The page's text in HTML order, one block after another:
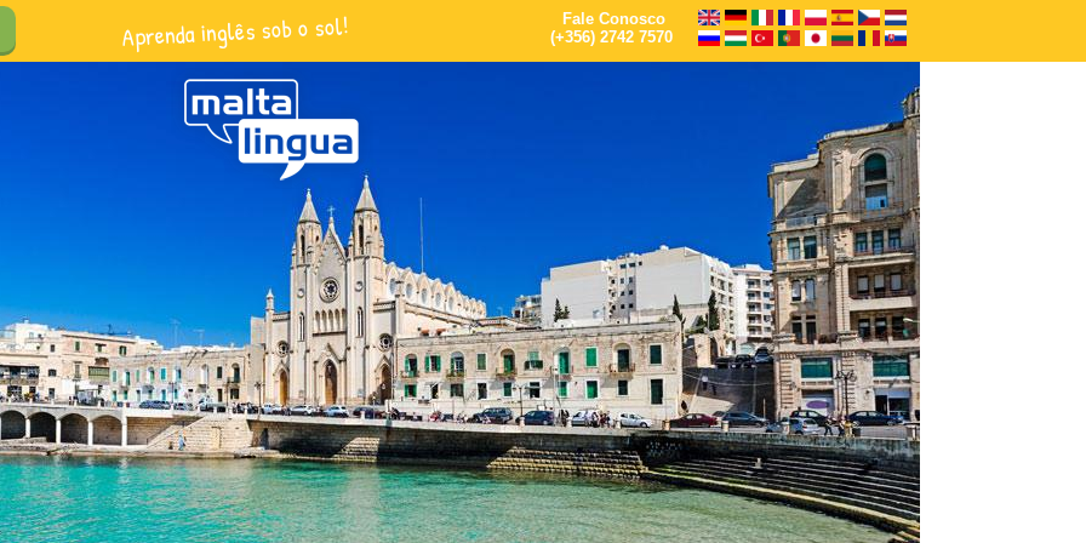
Aprenda inglês sob o sol!
Fale Conosco
(+356) 2742 7570